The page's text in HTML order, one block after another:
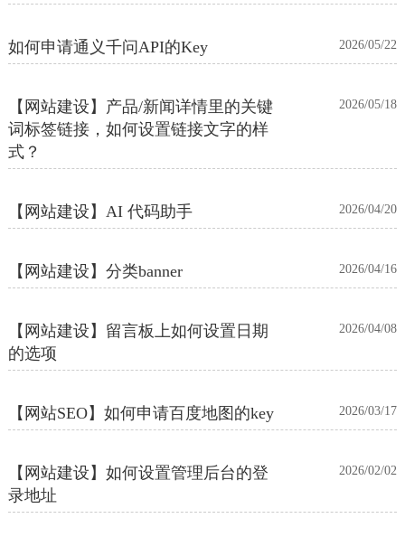
如何申请通义千问API的Key 2026/05/22
【网站建设】产品/新闻详情里的关键
词标签链接，如何设置链接文字的样
式？
2026/05/18
【网站建设】AI 代码助手 2026/04/20
【网站建设】分类banner 2026/04/16
【网站建设】留言板上如何设置日期
的选项
2026/04/08
【网站SEO】如何申请百度地图的key 2026/03/17
【网站建设】如何设置管理后台的登
录地址
2026/02/02